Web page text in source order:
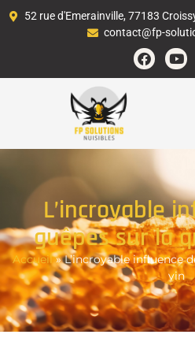
52 rue d'Emerainville, 77183
contact@fp-
L’incroyable
guêpes sur la
Accueil»L’incroyable influence
vin